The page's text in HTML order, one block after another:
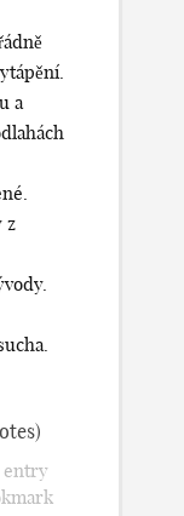
a
z
entry